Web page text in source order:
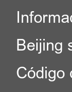
Beijing
Código